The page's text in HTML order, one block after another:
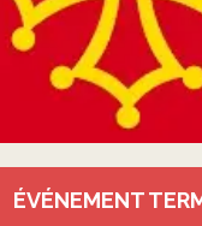
coordonnées
ÉVÉNEMENT